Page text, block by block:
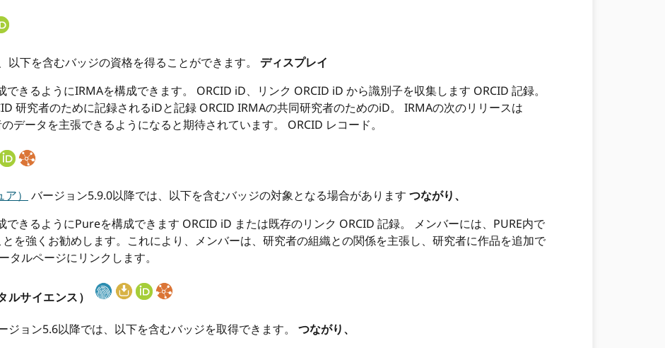
下を含むバッジの資格を得ることができます。 ディスプレイ
きるようにIRMAを構成できます。 ORCID iD、リンク ORCID iD から識別子を収集します ORCID 記録。
研究者のために記録されるiDと記録 ORCID IRMAの共同研究者のためのiD。 IRMAの次のリリースは
データを主張できるようになると期待されています。 ORCID レコード。
） バージョン5.9.0以降では、以下を含むバッジの対象となる場合があります つながり、
できるようにPureを構成できます ORCID iD または既存のリンク ORCID 記録。 メンバーには、PURE内で
を強くお勧めします。これにより、メンバーは、研究者の組織との関係を主張し、研究者に作品を追加で
タルページにリンクします。
ルサイエンス）
ジョン5.6以降では、以下を含むバッジを取得できます。 つながり、